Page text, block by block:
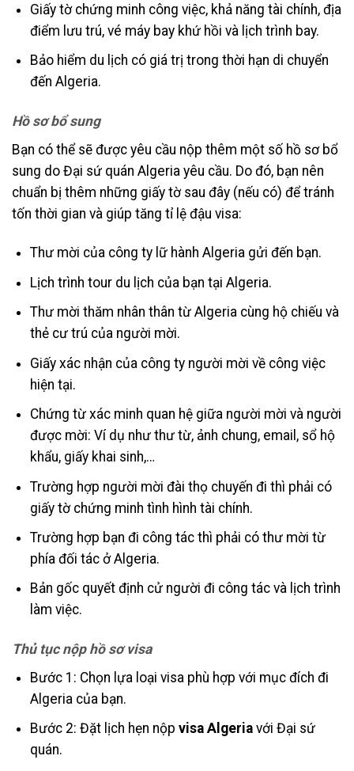
Giấy tờ chứng minh công việc, khả năng tài chính, địa
điểm lưu trú, vé máy bay khứ hồi và lịch trình bay.
Bảo hiểm du lịch có giá trị trong thời hạn di chuyển
đến Algeria.
Hồ sơ bổ sung
Bạn có thể sẽ được yêu cầu nộp thêm một số hồ sơ bổ
sung do Đại sứ quán Algeria yêu cầu. Do đó, bạn nên
chuẩn bị thêm những giấy tờ sau đây (nếu có) để tránh
tốn thời gian và giúp tăng tỉ lệ đậu visa:
Thư mời của công ty lữ hành Algeria gửi đến bạn.
Lịch trình tour du lịch của bạn tại Algeria.
Thư mời thăm nhân thân từ Algeria cùng hộ chiếu và
thẻ cư trú của người mời.
Giấy xác nhận của công ty người mời về công việc
hiện tại.
Chứng từ xác minh quan hệ giữa người mời và người
được mời: Ví dụ như thư từ, ảnh chung, email, sổ hộ
khẩu, giấy khai sinh,…
Trường hợp người mời đài thọ chuyến đi thì phải có
giấy tờ chứng minh tình hình tài chính.
Trường hợp bạn đi công tác thì phải có thư mời từ
phía đối tác ở Algeria.
Bản gốc quyết định cử người đi công tác và lịch trình
làm việc.
Thủ tục nộp hồ sơ visa
Bước 1: Chọn lựa loại visa phù hợp với mục đích đi
Algeria của bạn.
Bước 2: Đặt lịch hẹn nộp visa Algeria với Đại sứ
quán.